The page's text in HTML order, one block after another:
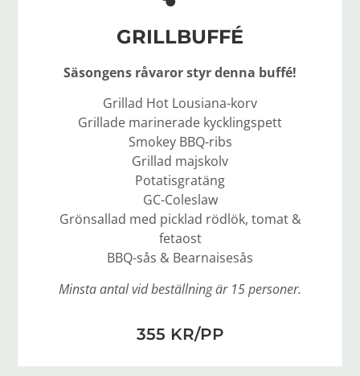
GRILLBUFFÉ
Säsongens råvaror styr denna buffé!
Grillad Hot Lousiana-korv
Grillade marinerade kycklingspett
Smokey BBQ-ribs
Grillad majskolv
Potatisgratäng
GC-Coleslaw
Grönsallad med picklad rödlök, tomat &
fetaost
BBQ-sås & Bearnaisesås
Minsta antal vid beställning är 15 personer.
355 KR/PP